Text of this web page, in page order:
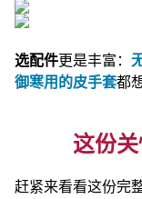
选配件更是丰富：
御寒用的皮手套都
这份关
赶紧来看看这份完